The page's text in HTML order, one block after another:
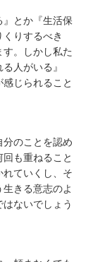
』とか『生活保
りするべき
。しかし私た
人がいる』
感じられること
分のことを認め
も重ねること
ていくし、そ
きる意志のよ
ないでしょう